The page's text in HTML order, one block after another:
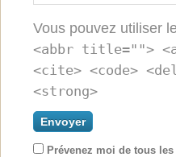
Vous pouvez utiliser
<abbr title="">
<cite> <code>
<strong>
Prévenez moi de tous